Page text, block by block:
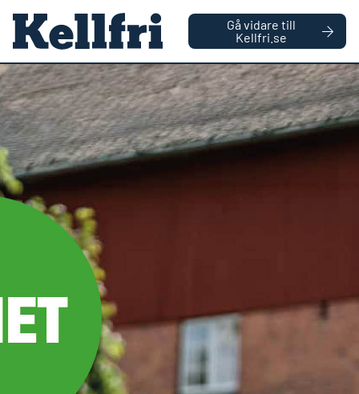
Gå vidare till
Kellfri.se
FÖRETAG | PRIVATPERSON
Antal
Startsida Reservdelar Cylinder Skopa